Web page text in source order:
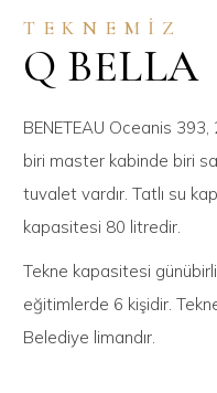
TEKNEMİZ
Q BELLA
BENETEAU Oceanis
biri master kabinde biri
tuvalet vardır. Tatlı su
kapasitesi 80 litredir.
Tekne kapasitesi
eğitimlerde 6 kişidir.
Belediye limandır.